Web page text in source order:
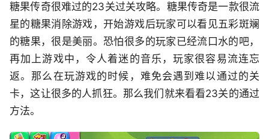
糖果传奇很难过的23关过关攻略。糖果传奇是一款很流
星的糖果消除游戏，开始游戏后玩家可以看见五彩斑斓
的糖果，很是美丽。恐怕很多的玩家已经流口水的吧，
再加上游戏中，令人着迷的音乐，玩家很容易流连忘
返。那么在玩游戏的时候，难免会遇到难以通过的关
卡，这让很多的人抓狂。那么我们就来看看23关的通过
方法。